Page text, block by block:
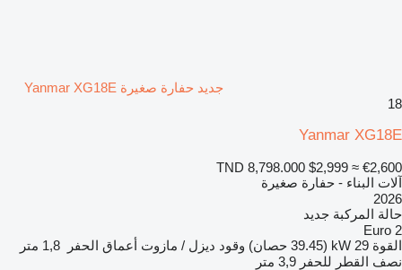
جديد حفارة صغيرة Yanmar XG18E
18
Yanmar XG18E
TND 8,798.000 $2,999 ≈ €2,600
آلات البناء - حفارة صغيرة
2026
حالة المركبة جديد
Euro 2
القوة 29 kW (39.45 حصان) وقود ديزل / مازوت أعماق الحفر
1,8 متر
نصف القطر للحفر 3,9 متر